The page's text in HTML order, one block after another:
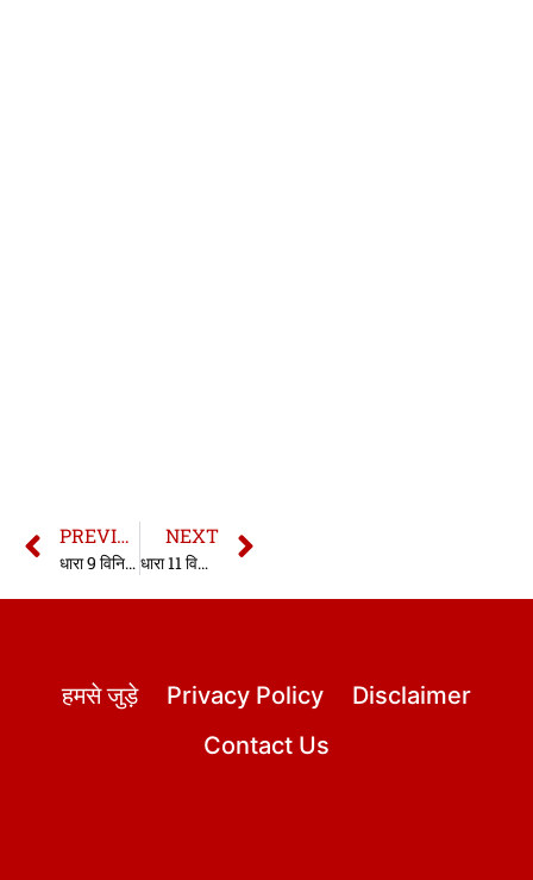
PREVIOUS
धारा 9 विनिर्दिष्ट अनुतोष अधिनियम | Section 9 SRA In hindi | Section 9 Specific Relief Act
NEXT
धारा 11 विनिर्दिष्ट अनुतोष अधिनियम | Section 11 SRA In hindi | Section 11 Specific Relief Act
हमसे जुड़े Privacy Policy
Disclaimer
Contact Us